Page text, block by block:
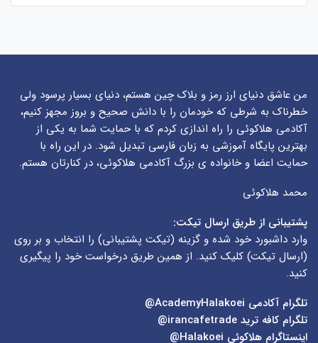
من عاشق دنیای ارز رمز و بلاک چین هستم، دنیای بسیار پرسود ولی
خطرناک به شرطی که خودمان را با دانش صحیح و بروز مجهز کنیم،
آکادمی هلاکوئی را راه اندازی کردم که با حمایت شما به یکی از
بهترین پایگاه آموزشی به زبان فارسی تبدیل شود. در این راه با
حمایت اعضا و خانواده ی بزرگ آکادمی هلاکوئی، در کنارتان هستم.
محمد هلاکوئی
پشتیبانی از طریق ارسال تیکت:
وارد داشبورد خود شده و گزینه (تیکت پشتیبانی) را انتخاب و بر روی
(ارسال تیکت) کلیک کنید. از همین طریق درخواست خود را پیگیری
کنید.
تلگرام آکادمی
تلگرام کافه ترید irancafetrade@
اینستاگرام هلاکوئی Halakoei@